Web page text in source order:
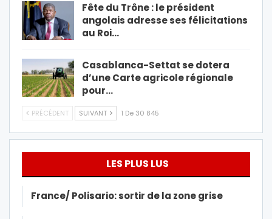
Fête du Trône : le président
angolais adresse ses félicitations
au Roi…
Casablanca-Settat se dotera
d’une Carte agricole régionale
pour…
PRÉCÉDENT SUIVANT 1 De 30 845
LES PLUS LUS
France/ Polisario: sortir de la zone grise